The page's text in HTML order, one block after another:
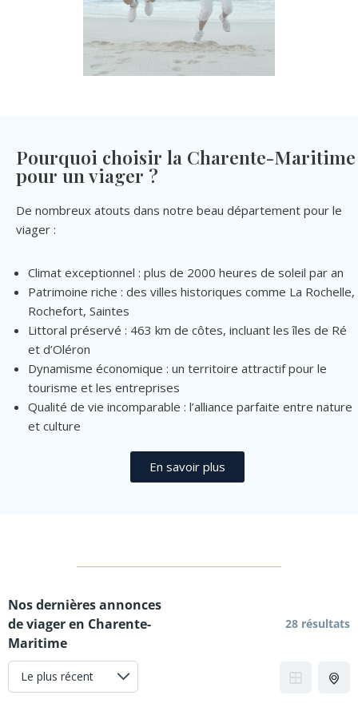
Pourquoi choisir la Charente-Maritime
pour un viager ?
De nombreux atouts dans notre beau département pour le
viager :
Climat exceptionnel : plus de 2000 heures de soleil par an
Patrimoine riche : des villes historiques comme La Rochelle,
Rochefort, Saintes
Littoral préservé : 463 km de côtes, incluant les îles de Ré
et d’Oléron
Dynamisme économique : un territoire attractif pour le
tourisme et les entreprises
Qualité de vie incomparable : l’alliance parfaite entre nature
et culture
En savoir plus
Nos dernières annonces
de viager en Charente-
Maritime
28 résultats